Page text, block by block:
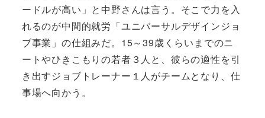
ードルが高い」と中野さんは言う。そこで力を入
れるのが中間的就労「ユニバーサルデザインジョ
ブ事業」の仕組みだ。15～39歳くらいまでのニ
ートやひきこもりの若者３人と、彼らの適性を引
き出すジョブトレーナー１人がチームとなり、仕
事場へ向かう。